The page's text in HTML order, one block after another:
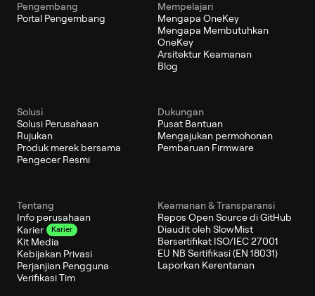
Pengembang
Portal Pengembang
Mempelajari
Mengapa OneKey
Mengapa Membutuhkan
OneKey
Arsitektur Keamanan
Blog
Solusi
Solusi Perusahaan
Rujukan
Produk merek bersama
Pengecer Resmi
Dukungan
Pusat Bantuan
Mengajukan permohonan
Pembaruan Firmware
Tentang
Info perusahaan
Karier
Karier
Kit Media
Kebijakan Privasi
Perjanjian Pengguna
Verifikasi Tim
Keamanan & Transparansi
Repos Open Source di GitHub
Diaudit oleh SlowMist
Bersertifikat ISO/IEC 27001
EU NB Sertifikasi (EN 18031)
Laporkan Kerentanan